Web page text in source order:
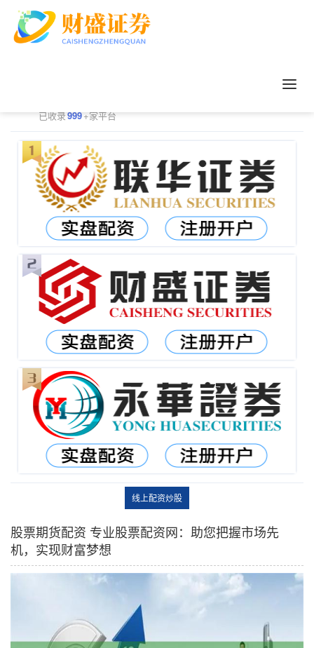
已收录999+家平台
线上配资炒股
股票期货配资 专业股票配资网：助您把握市场先
机，实现财富梦想